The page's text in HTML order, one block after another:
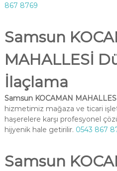
867 8769
Samsun
MAHALLESİ
İlaçlama
Samsun KOCAMAN
hizmetimiz mağaza ve ticari
haşerelere karşı profesyonel
hijyenik hale getirilir. 0543 867
Samsun